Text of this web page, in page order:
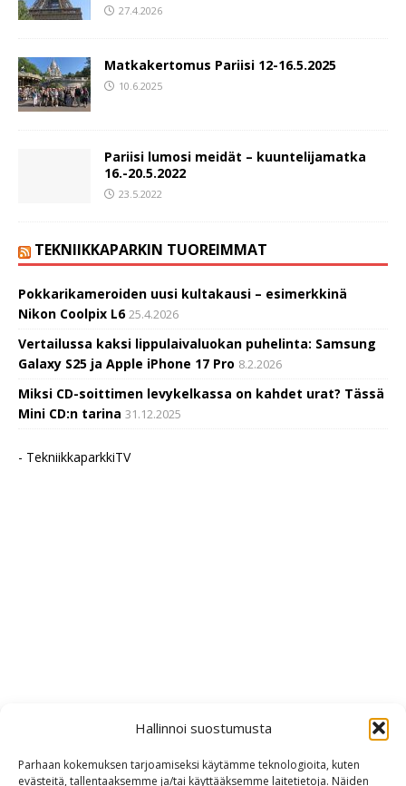
Hallinnoi suostumusta
Parhaan kokemuksen tarjoamiseksi käytämme teknologioita, kuten
evästeitä, tallentaaksemme ja/tai käyttääksemme laitetietoja. Näiden
27.4.2026
Matkakertomus Pariisi 12-16.5.2025
10.6.2025
Pariisi lumosi meidät – kuuntelijamatka
16.-20.5.2022
23.5.2022
TEKNIIKKAPARKIN TUOREIMMAT
Pokkarikameroiden uusi kultakausi – esimerkkinä
Nikon Coolpix L6 25.4.2026
Vertailussa kaksi lippulaivaluokan puhelinta: Samsung
Galaxy S25 ja Apple iPhone 17 Pro 8.2.2026
Miksi CD-soittimen levykelkassa on kahdet urat? Tässä
Mini CD:n tarina 31.12.2025
- TekniikkaparkkiTV